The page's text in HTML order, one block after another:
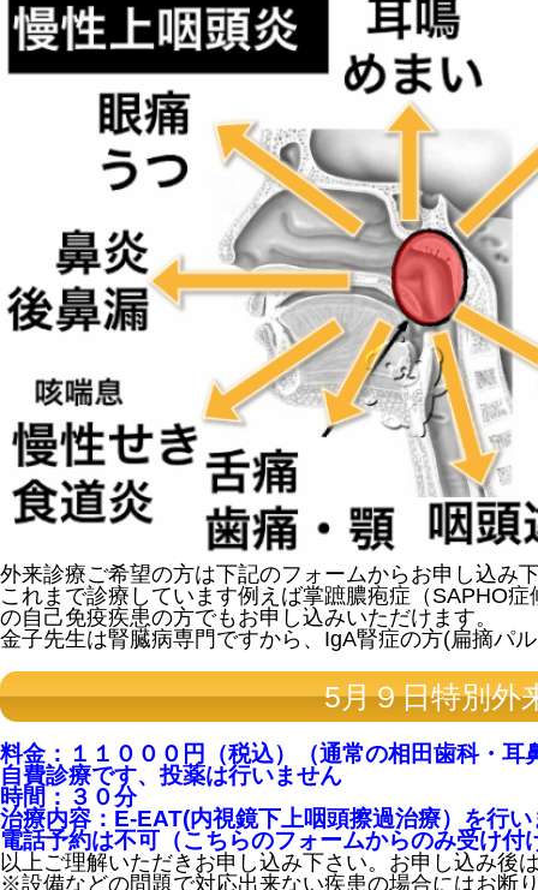
外来診療ご希望の方は下記のフォームからお申し込み
これまで診療しています例えば掌蹠膿疱症（SAPHO
の自己免疫疾患の方でもお申し込みいただけます。
金子先生は腎臓病専門ですから、IgA腎症の方(扁摘パ
5月９日特別外
料金：１１０００円（税込）（通常の相田歯科・耳
自費診療です、投薬は行いません
時間：３０分
治療内容：E-EAT(内視鏡下上咽頭擦過治療）を行い
電話予約は不可（こちらのフォームからのみ受け付
以上ご理解いただきお申し込み下さい。お申し込み後
※設備などの問題で対応出来ない疾患の場合にはお断